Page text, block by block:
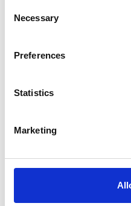
Selection
Necessary
Preferences
Statistics
Marketing